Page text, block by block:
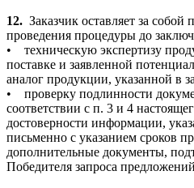
12. Заказчик оставляет за
проведения процедуры до
• техническую экспертизу
поставке и заявленной
аналог продукции, указанной в
• проверку подлинности
соответствии с п. 3 и 4
достоверности информации,
письменно с указанием сроков
дополнительные документы,
Победителя запроса